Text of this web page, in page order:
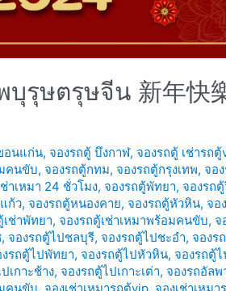
บุรุษตรุษจีน 新年快
อนแก่น, จองรถตู้ บึงกาฬ, จองรถตู้ เช่ารถตู้
คนขับ, จองรถตู้กทม, จองรถตู้กรุงเทพ, จอ
าเหมา 24 ชั่วโมง, จองรถตู้พัทยา, จองรถ
ก้ว, จองรถตู้หนองคาย, จองรถตู้หัวหิน, จอ
เช่าพัทยา, จองรถตู้เช่าเหมาพร้อมคนขับ, จ
, จองรถตู้ไปชลบุรี, จองรถตู้ไปชะอำ, จองร
รถตู้ไปพัทยา, จองรถตู้ไปหัวหิน, จองรถตู้
เกาะช้าง, จองรถตู้ไปเกาะเต่า, จองรถอัลพ